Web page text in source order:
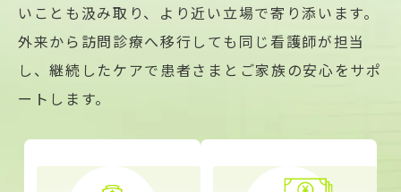
いことも汲み取り、より近い立場で寄り添います。
外来から訪問診療へ移行しても同じ看護師が担当
し、継続したケアで患者さまとご家族の安心をサポ
ートします。